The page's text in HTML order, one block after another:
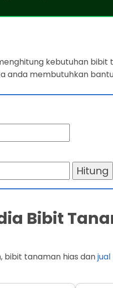
kebutuhan bibit
membutuhkan
Hitung
Bibit
bibit tanaman hias dan